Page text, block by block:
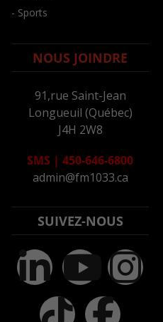
- Sports
NOUS JOINDRE
91,rue Saint-Jean
Longueuil (Québec)
J4H 2W8
SMS | 450-646-6800
admin@fm1033.ca
SUIVEZ-NOUS